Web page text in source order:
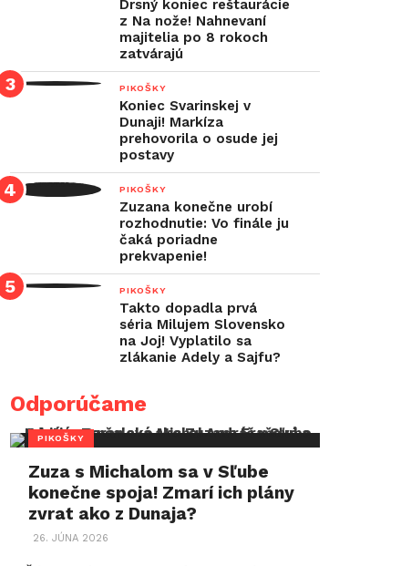
Drsný koniec reštaurácie
z Na nože! Nahnevaní
majitelia po 8 rokoch
zatvárajú
PIKOŠKY
Koniec Svarinskej v
Dunaji! Markíza
prehovorila o osude jej
postavy
PIKOŠKY
Zuzana konečne urobí
rozhodnutie: Vo finále ju
čaká poriadne
prekvapenie!
PIKOŠKY
Takto dopadla prvá
séria Milujem Slovensko
na Joj! Vyplatilo sa
zlákanie Adely a Sajfu?
Odporúčame
PIKOŠKY
Zuza s Michalom sa v Sľube
konečne spoja! Zmarí ich plány
zvrat ako z Dunaja?
26. JÚNA 2026